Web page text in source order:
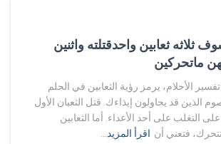
ثلاثه ثعابين واحدقتلته واثنين
ماتحركين
الأحلام، يرمز رؤية الثعابين في الحلم
الذين قد يحاولون إيذاءك. قتل الثعبان الأول
التغلب على أحد الأعداء. أما الثعابين
فتعني أن اقرأ المزيد…